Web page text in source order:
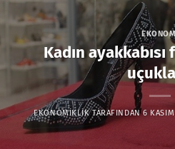
Kadın
EKONOMIKLIKTARAFINDAN 6